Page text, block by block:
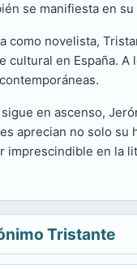
se manifiesta en
como novelista,
cultural en España.
en ascenso,
aprecian no solo su
imprescindible en la
Tristante